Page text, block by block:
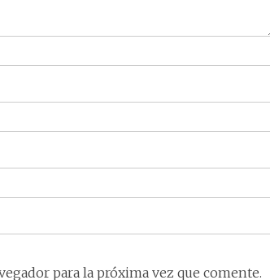
para la próxima vez que comente.